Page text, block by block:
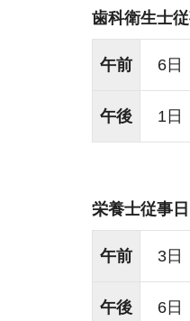
歯科衛生士従
午前 6日
午後 1日
栄養士従事日
午前 3日
午後 6日